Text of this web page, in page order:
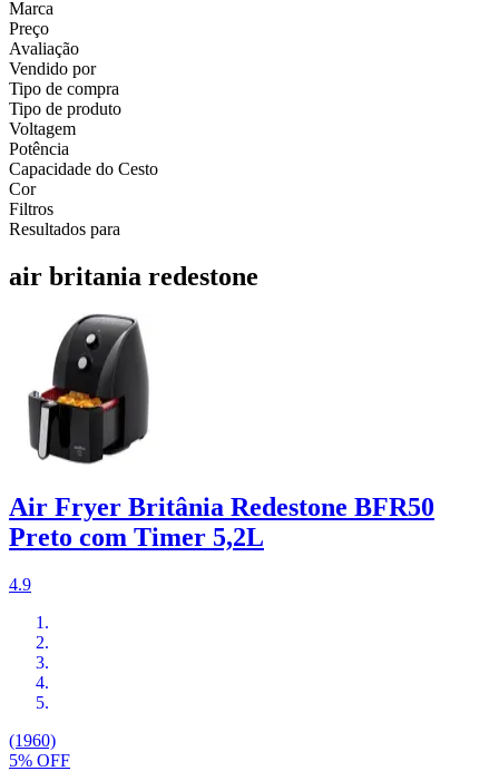
Marca
Preço
Avaliação
Vendido por
Tipo de compra
Tipo de produto
Voltagem
Potência
Capacidade do Cesto
Cor
Filtros
Resultados para
air britania redestone
Air Fryer Britânia Redestone BFR50
Preto com Timer 5,2L
4.9
(1960)
5% OFF